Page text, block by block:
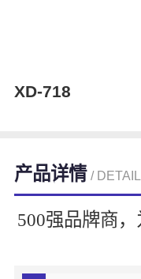
XD-718
产品详情 /
500强品牌商